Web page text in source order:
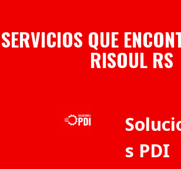
SERVICIOS QUE
RISOUL RS
s PDI